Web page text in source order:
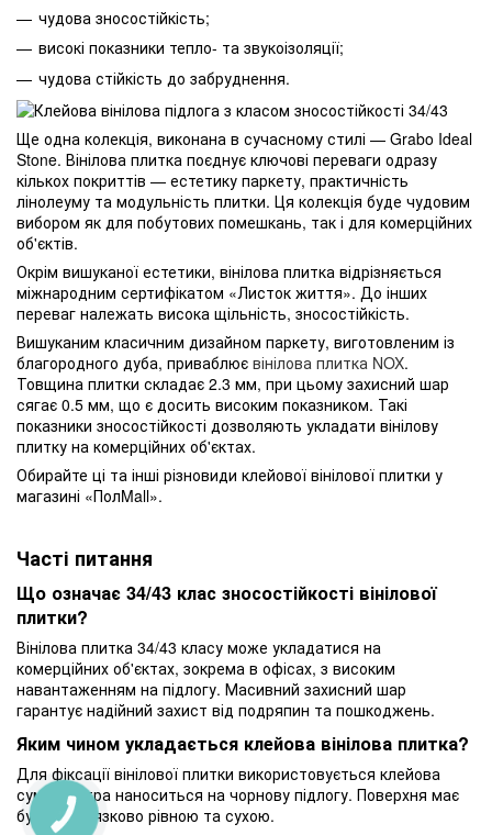
чудова зносостійкість;
високі показники тепло- та звукоізоляції;
чудова стійкість до забруднення.
Ще одна колекція, виконана в сучасному стилі — Grabo Ideal
Stone. Вінілова плитка поєднує ключові переваги одразу
кількох покриттів — естетику паркету, практичність
лінолеуму та модульність плитки. Ця колекція буде чудовим
вибором як для побутових помешкань, так і для комерційних
об'єктів.
Окрім вишуканої естетики, вінілова плитка відрізняється
міжнародним сертифікатом «Листок життя». До інших
переваг належать висока щільність, зносостійкість.
Вишуканим класичним дизайном паркету, виготовленим із
благородного дуба, приваблює вінілова плитка NOX.
Товщина плитки складає 2.3 мм, при цьому захисний шар
сягає 0.5 мм, що є досить високим показником. Такі
показники зносостійкості дозволяють укладати вінілову
плитку на комерційних об'єктах.
Обирайте ці та інші різновиди клейової вінілової плитки у
магазині «ПолMall».
Часті питання
Що означає 34/43 клас зносостійкості вінілової
плитки?
Вінілова плитка 34/43 класу може укладатися на
комерційних об'єктах, зокрема в офісах, з високим
навантаженням на підлогу. Масивний захисний шар
гарантує надійний захист від подряпин та пошкоджень.
Яким чином укладається клейова вінілова плитка?
Для фіксації вінілової плитки використовується клейова
суміш, котра наноситься на чорнову підлогу. Поверхня має
бути обов'язково рівною та сухою.
КНОПКА
ЗВ'ЯЗКУ